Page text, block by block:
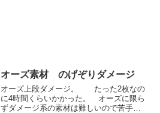
オーズ素材 のげぞりダメージ
オーズ上段ダメージ。 たった2枚なの
に4時間くらいかかった。 オーズに限ら
ずダメージ系の素材は難しいので苦手で